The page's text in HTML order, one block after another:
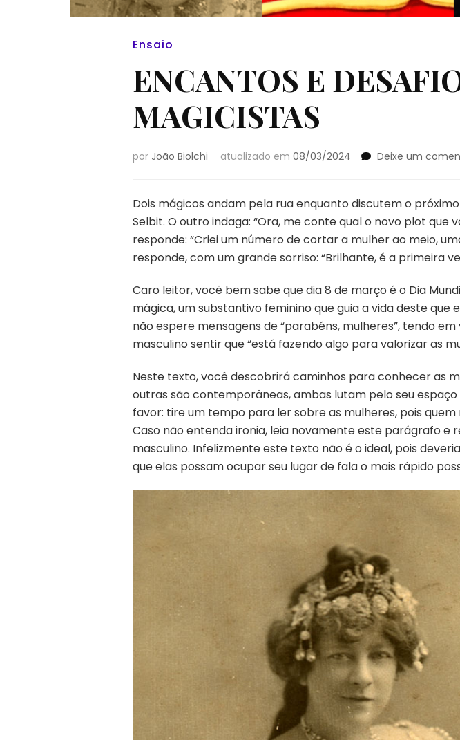
Ensaio
ENCANTOS E
MAGICISTAS
por João Biolchi atualizado em 08/03/2024 Deixe um
Dois mágicos andam pela rua enquanto discutem o
Selbit. O outro indaga: “Ora, me conte qual o novo plot
responde: “Criei um número de cortar a mulher ao meio,
responde, com um grande sorriso: “Brilhante, é a primeira
Caro leitor, você bem sabe que dia 8 de março é o Dia
mágica, um substantivo feminino que guia a vida deste que
não espere mensagens de “parabéns, mulheres”, tendo
masculino sentir que “está fazendo algo para valorizar as
Neste texto, você descobrirá caminhos para conhecer as
outras são contemporâneas, ambas lutam pelo seu
favor: tire um tempo para ler sobre as mulheres, pois
Caso não entenda ironia, leia novamente este parágrafo
masculino. Infelizmente este texto não é o ideal, pois
que elas possam ocupar seu lugar de fala o mais rápido